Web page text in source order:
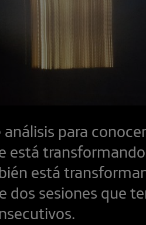
para
está
está
dos sesiones que